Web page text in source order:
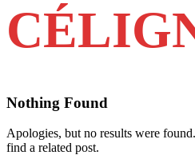
Nothing Found
Apologies, but no results were
find a related post.